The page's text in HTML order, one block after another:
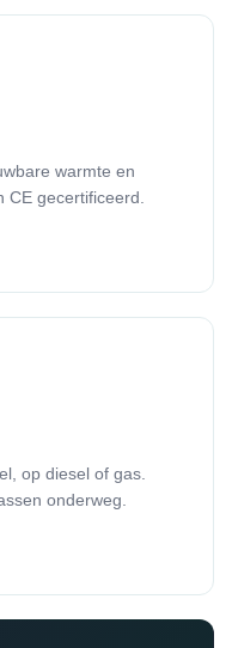
warmte en
gecertificeerd.
op diesel of gas.
onderweg.